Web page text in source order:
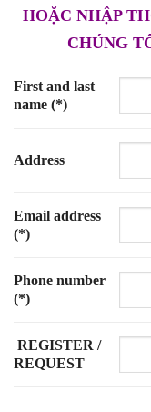
HOẶC NHẬP
CHÚNG
First and last
name (*)
Address
Email address
(*)
Phone number
(*)
REGISTER /
REQUEST